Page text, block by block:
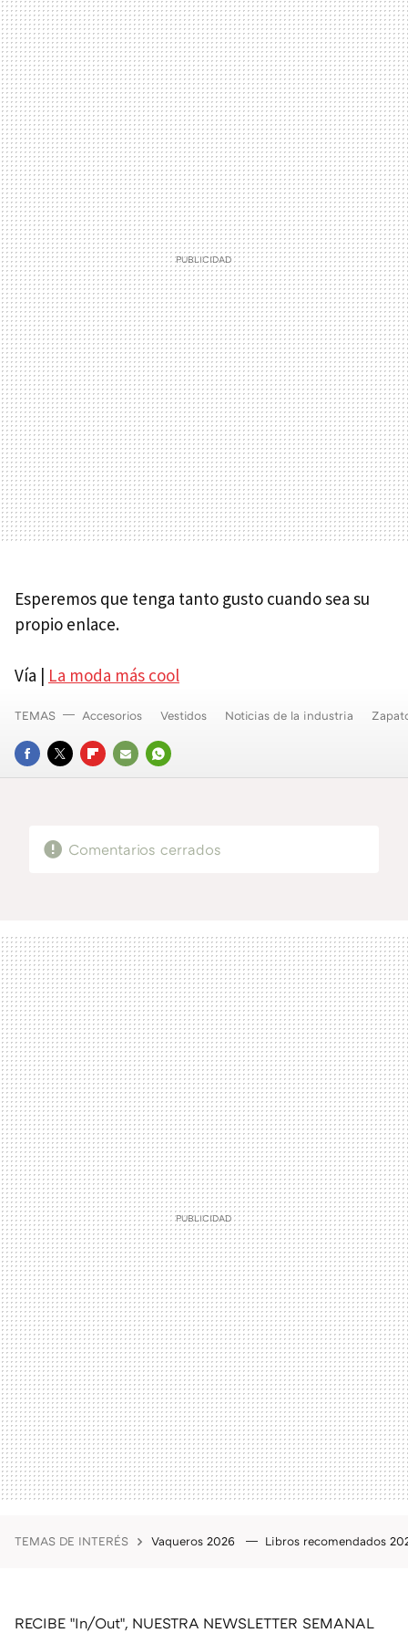
Esperemos que tenga tanto gusto cuando sea su
propio enlace.
Vía | La moda más cool
FACEBOOK
TWITTERFLIPBOARD
E-
WHATSAPP
TEMAS Accesorios Vestidos Noticias de la industria
Comentarios cerrados
TEMAS DE INTERÉS Vaqueros 2026 Libros recomendados
RECIBE "In/Out", NUESTRA NEWSLETTER SEMANAL